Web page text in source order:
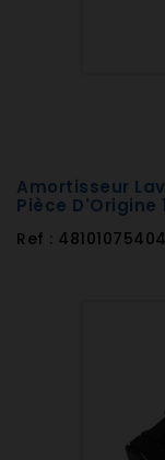
Amortisseur
Pièce D'Origine
Ref :